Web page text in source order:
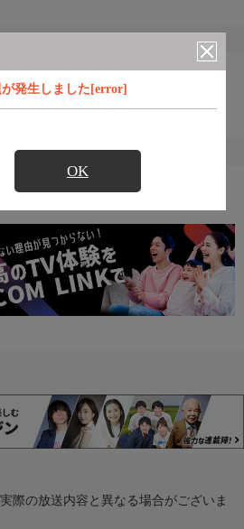
発生しました[error]
OK
番組
際の放送内容と異なる場合がございま